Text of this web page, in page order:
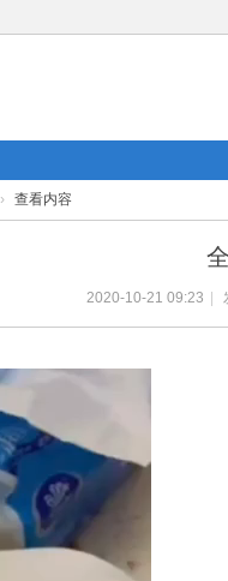
› 查看内容
2020-10-21 09:23